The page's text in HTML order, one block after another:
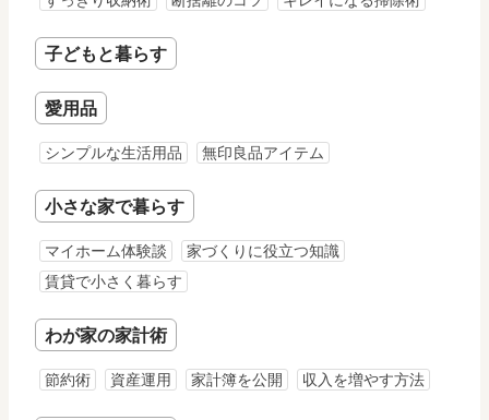
子どもと暮らす
愛用品
シンプルな生活用品 無印良品アイテム
小さな家で暮らす
マイホーム体験談
家づくりに役立つ知識
賃貸で小さく暮らす
わが家の家計術
節約術 資産運用 家計簿を公開 収入を増やす方法